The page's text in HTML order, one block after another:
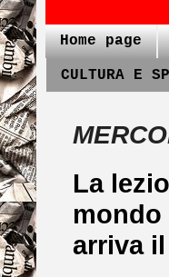
Home page
CULTURA E
La
mondo
arriva